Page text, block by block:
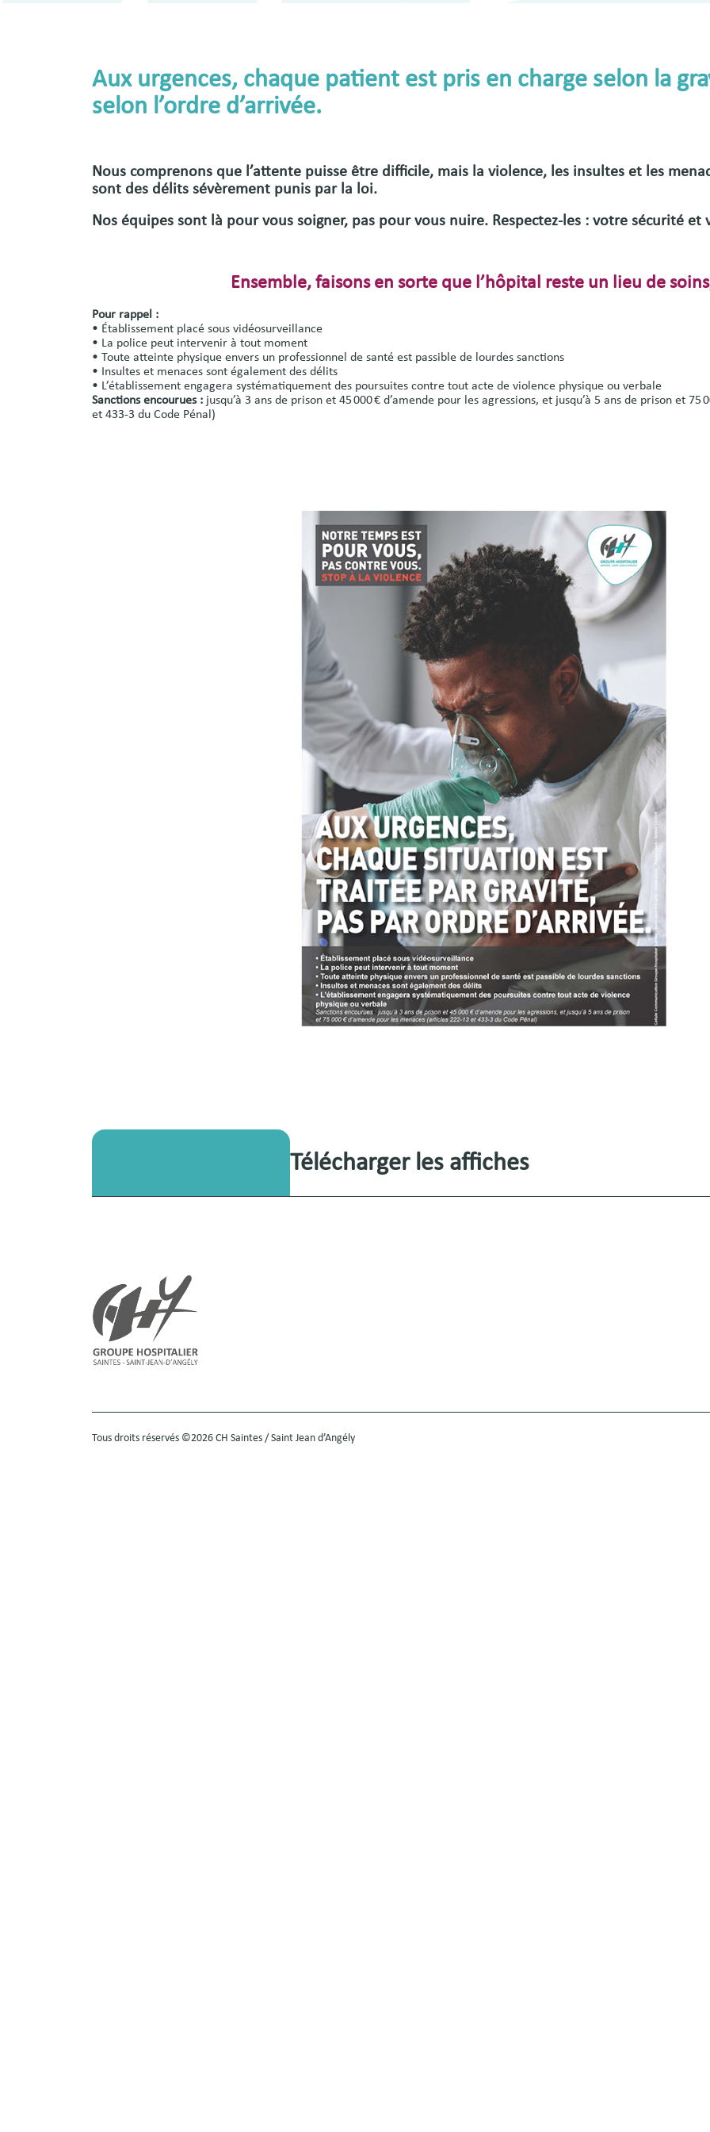
Aux urgences, chaque patient est pris en charge selon la
selon l’ordre d’arrivée.
Nous comprenons que l’attente puisse être difficile, mais la violence, les insultes et les
sont des délits sévèrement punis par la loi.
Nos équipes sont là pour vous soigner, pas pour vous nuire. Respectez-les : votre sécurité et
Ensemble, faisons en sorte que l’hôpital reste un lieu de
Pour rappel :
• Établissement placé sous vidéosurveillance
• La police peut intervenir à tout moment
• Toute atteinte physique envers un professionnel de santé est passible de lourdes sanctions
• Insultes et menaces sont également des délits
• L’établissement engagera systématiquement des poursuites contre tout acte de violence physique ou verbale
Sanctions encourues : jusqu’à 3 ans de prison et 45 000 € d’amende pour les agressions, et jusqu’à 5 ans de prison et 75
et 433‑3 du Code Pénal)
Télécharger les affiches
Tous droits réservés ©2026 CH Saintes / Saint Jean d’Angély